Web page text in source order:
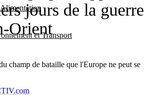
et Transport
jours de la guerre
Orient
champ de bataille que l'Europe ne peut se